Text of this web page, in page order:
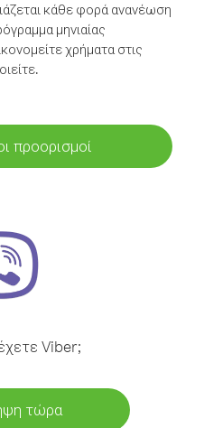
κάθε φορά ανανέωση
μηνιαίας
χρήματα στις
προορισμοί
Viber;
τώρα